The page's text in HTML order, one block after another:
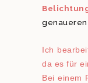
genaueren
Ich
da es für
Bei einem